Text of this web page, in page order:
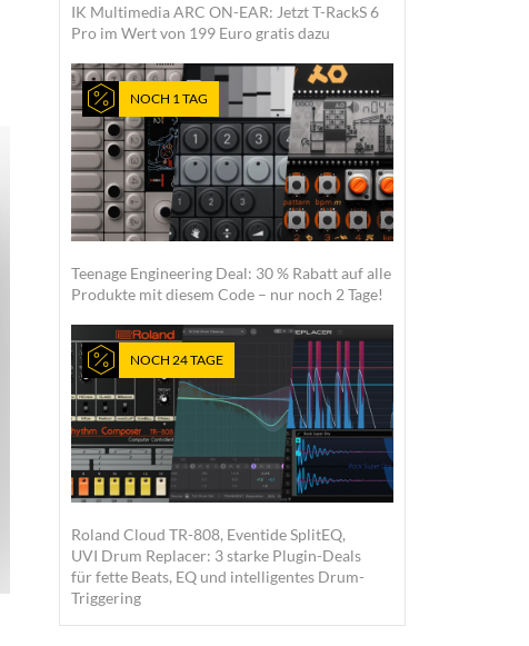
IK Multimedia ARC ON-EAR: Jetzt T-RackS 6
Pro im Wert von 199 Euro gratis dazu
NOCH 1 TAG
Teenage Engineering Deal: 30 % Rabatt auf alle
Produkte mit diesem Code – nur noch 2 Tage!
NOCH 24 TAGE
Roland Cloud TR-808, Eventide SplitEQ,
UVI Drum Replacer: 3 starke Plugin-Deals
für fette Beats, EQ und intelligentes Drum-
Triggering